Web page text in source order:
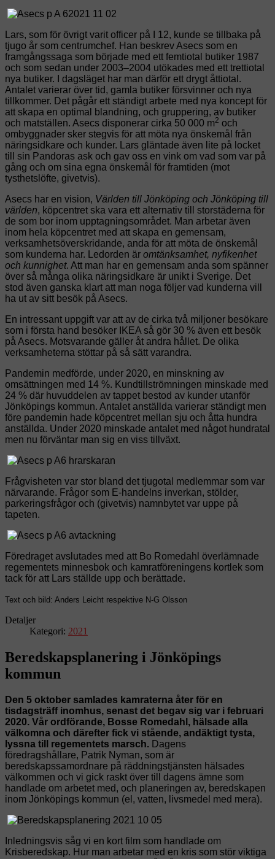
Lars, som för övrigt varit officer på I 12, kunde se tillbaka på
tjugo år som centrumchef. Han beskrev Asecs som en
framgångssaga som började med ett femtiotal butiker 1987
och som sedan under 2003–2004 utökades med ett trettiotal
nya butiker. I dagsläget har man därför ett drygt åttiotal.
Antalet varierar över tid, gamla butiker försvinner och nya
tillkommer. Det pågår ett ständigt arbete med nya koncept för
att skapa en optimal blandning, och gruppering, av butiker
och matställen. Asecs disponerar cirka 50 000 m2 och
ombyggnader sker stegvis för att möta nya önskemål från
näringsidkare och kunder. Lars gläntade även lite på locket
till sin Pandoras ask och gav oss en vink om vad som var på
gång och om sina egna önskemål för framtiden (mot
tysthetslöfte, givetvis).
Asecs har en vision, Världen till Jönköping och Jönköping till
världen, köpcentret ska vara ett alternativ till storstäderna för
de som bor inom upptagningsområdet. Man arbetar även
inom hela köpcentret med att skapa en gemensam,
verksamhetsöverskridande, anda för att möta de önskemål
som kunderna har. Ledorden är omtänksamhet, nyfikenhet
och kunnighet. Att man har en gemensam anda som spänner
över så många olika näringsidkare är unikt i Sverige. Det
stod även ganska klart att man noga följer vad kunderna vill
ha ut av sitt besök på Asecs.
En intressant uppgift var att av de cirka två miljoner besökare
som i första hand besöker IKEA så gör 30 % även ett besök
på Asecs. Motsvarande gäller åt andra hållet. De olika
verksamheterna stöttar på så sätt varandra.
Pandemin medförde, under 2020, en minskning av
omsättningen med 14 %. Kundtillströmningen minskade med
24 % där huvuddelen av tappet bestod av kunder utanför
Jönköpings kommun. Antalet anställda varierar ständigt men
före pandemin hade köpcentret mellan sju och åtta hundra
anställda. Under 2020 minskade antalet med något hundratal
men nu förväntar man sig en viss tillväxt.
Frågvisheten var stor bland det tjugotal medlemmar som var
närvarande. Frågor som E-handelns inverkan, stölder,
parkeringsfrågor och (givetvis) namnbytet var uppe på
tapeten.
Föredraget avslutades med att Bo Romedahl överlämnade
regementets minnesbok och kamratföreningens kortlek som
tack för att Lars ställde upp och berättade.
Text och bild: Anders Leicht respektive N-G Olsson
Detaljer
Kategori: 2021
Beredskapsplanering i Jönköpings
kommun
Den 5 oktober samlades kamraterna åter för en
tisdagsträff inomhus, senast det begav sig var i februari
2020. Vår ordförande, Bosse Romedahl, hälsade alla
välkomna och därefter fick vi stående, andäktigt tysta,
lyssna till regementets marsch. Dagens
föredragshållare, Patrik Nyman, som är
beredskapssamordnare på räddningstjänsten hälsades
välkommen och vi gick raskt över till dagens ämne som
handlade om arbetet med, och planeringen av, beredskapen
inom Jönköpings kommun (el, vatten, livsmedel med mera).
Inledningsvis såg vi en kort film som handlade om
Krisberedskap. Hur man arbetar med en kris som stör viktiga